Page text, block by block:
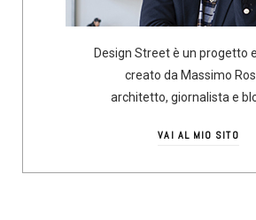
Design Street è un progetto
creato da Massimo
architetto, giornalista e
VAI AL MIO SITO